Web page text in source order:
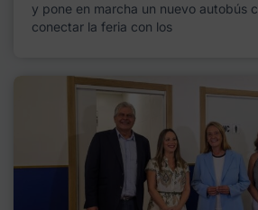
y pone en marcha un nuevo autobús
conectar la feria con los